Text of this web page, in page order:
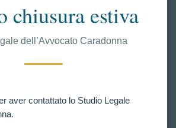
chiusura estiva
dell’Avvocato Caradonna
aver contattato lo Studio Legale